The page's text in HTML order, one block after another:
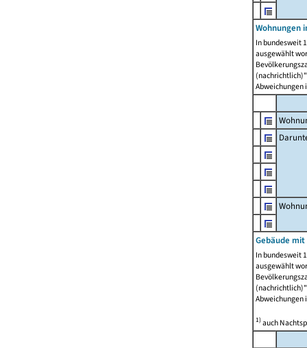
Wohnungen
In bundesweit
ausgewählt
Abweichungen
Gebäude
In bundesweit
ausgewählt
Abweichungen
1)auch